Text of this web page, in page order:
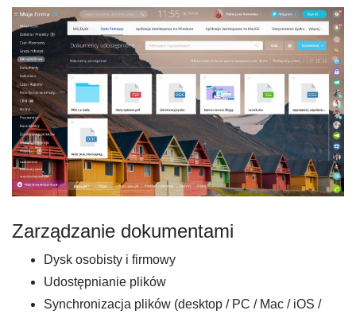
Zarządzanie dokumentami
Dysk osobisty i firmowy
Udostępnianie plików
Synchronizacja plików (desktop / PC / Mac / iOS /